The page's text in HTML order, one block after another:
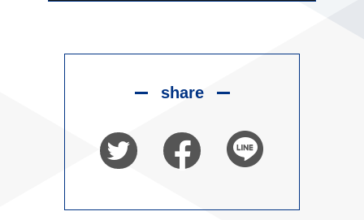
share